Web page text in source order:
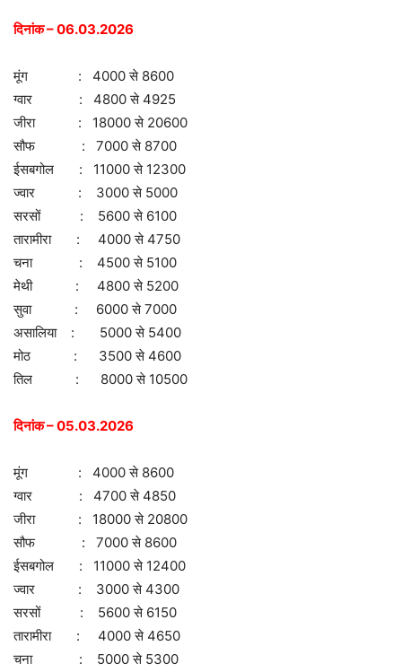
दिनांक – 06.03.2026
मूंग : 4000 से 8600
ग्वार : 4800 से 4925
जीरा : 18000 से 20600
सौफ : 7000 से 8700
ईसबगोल : 11000 से 12300
ज्वार : 3000 से 5000
सरसों : 5600 से 6100
तारामीरा : 4000 से 4750
चना : 4500 से 5100
मेथी : 4800 से 5200
सुवा : 6000 से 7000
असालिया : 5000 से 5400
मोठ : 3500 से 4600
तिल : 8000 से 10500
दिनांक – 05.03.2026
मूंग : 4000 से 8600
ग्वार : 4700 से 4850
जीरा : 18000 से 20800
सौफ : 7000 से 8600
ईसबगोल : 11000 से 12400
ज्वार : 3000 से 4300
सरसों : 5600 से 6150
तारामीरा : 4000 से 4650
चना : 5000 से 5300